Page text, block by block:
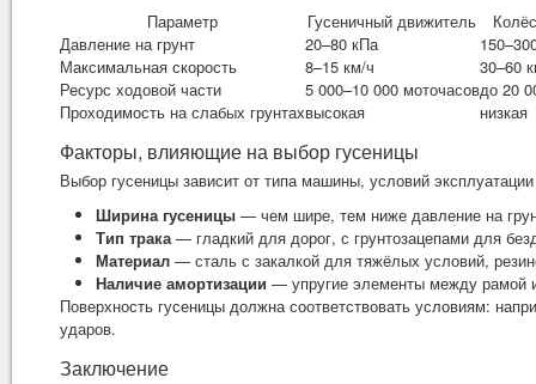
Параметр
Гусеничный движитель
Давление на грунт
20–80 кПа
Максимальная скорость
8–15 км/ч
30–60
Ресурс ходовой части
5 000–10 000 моточасовдо 20
Проходимость на слабых грунтахвысокая низкая
Факторы, влияющие на выбор гусеницы
Выбор гусеницы зависит от типа машины, условий
Ширина гусеницы — чем шире, тем ниже давление на
Тип трака— гладкий для дорог, с грунтозацепами для
Материал — сталь с закалкой для тяжёлых условий,
Наличие амортизации — упругие элементы между рамой
Поверхность гусеницы должна соответствовать условиям:
ударов.
Заключение